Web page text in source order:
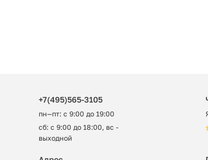
+7(495)565-3105
пн—пт: с 9:00 до 19:00
сб: с 9:00 до 18:00, вс -
выходной